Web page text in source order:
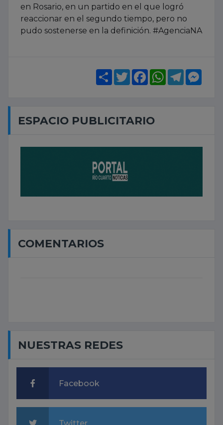
en Rosario, en un partido en el que logró
reaccionar en el segundo tiempo, pero no
pudo sostenerse en la definición. #AgenciaNA
ShareTwitterFacebook
WhatsApp
Telegram
ESPACIO PUBLICITARIO
COMENTARIOS
NUESTRAS REDES
Facebook
Twitter